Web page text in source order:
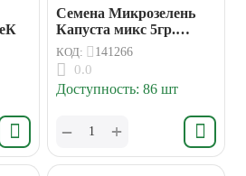
Семена Микрозелень
Капуста микс 5гр.
Гавриш
КОД: 141266
0.0
Доступность: 86 шт
+
−